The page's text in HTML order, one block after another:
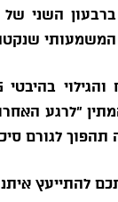
בהיבטי
"לרגע
תהפוך לגורם
להתייעץ